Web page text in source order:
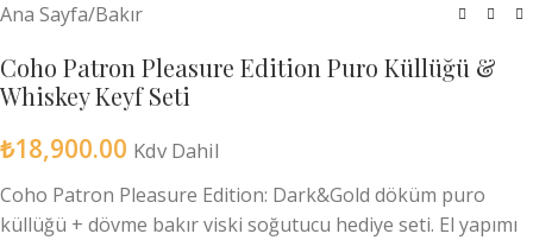
Ana Sayfa/Bakır
Coho Patron Pleasure Edition Puro Küllüğü &
Whiskey Keyf Seti
₺18,900.00 Kdv Dahil
Coho Patron Pleasure Edition: Dark&Gold döküm puro
küllüğü + dövme bakır viski soğutucu hediye seti. El yapımı